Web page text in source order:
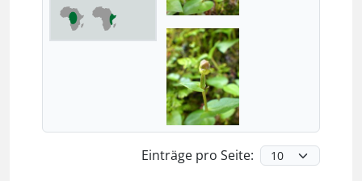
Einträge pro Seite: